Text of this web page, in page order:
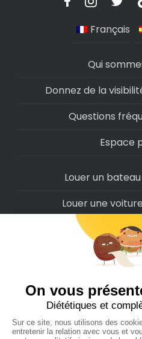
Français
Qui
Donnez de la
Questions
Espace
Louer un
Louer une
Louer une
Louer un
Louer un vélo
Louer un